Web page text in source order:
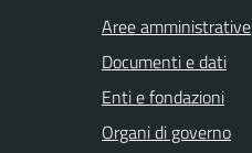
Aree amministrative
Documenti e dati
Enti e fondazioni
Organi di governo